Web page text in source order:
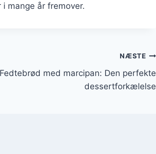
mange år fremover.
NÆSTE
Fedtebrød med marcipan: Den perfekte
dessertforkælelse